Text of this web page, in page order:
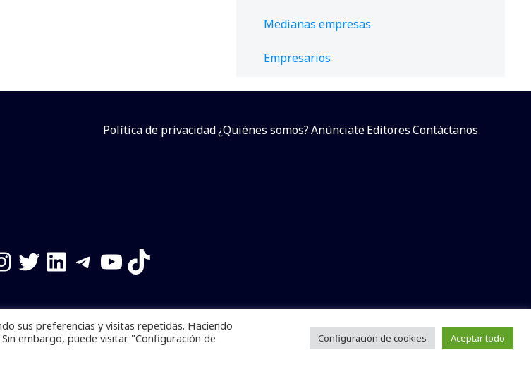
Medianas empresas
Empresarios
Política de privacidad¿Quiénes somos?AnúnciateEditoresContáctanos
Twitter
LinkedIn
Telegram
YouTube
TikTok
prohibe el uso de la información total o parcial sin dar referencia a la fuente.
poryalla ya!
sus preferencias y visitas repetidas. Haciendo
embargo, puede visitar "Configuración de
Configuración de cookies Aceptar todo